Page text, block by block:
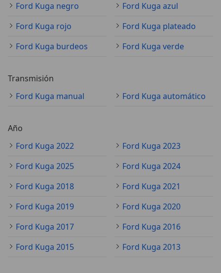
Ford Kuga negro
Ford Kuga azul
Ford Kuga rojo
Ford Kuga plateado
Ford Kuga burdeos
Ford Kuga verde
Transmisión
Ford Kuga manual
Ford Kuga automático
Año
Ford Kuga 2022
Ford Kuga 2023
Ford Kuga 2025
Ford Kuga 2024
Ford Kuga 2018
Ford Kuga 2021
Ford Kuga 2019
Ford Kuga 2020
Ford Kuga 2017
Ford Kuga 2016
Ford Kuga 2015
Ford Kuga 2013